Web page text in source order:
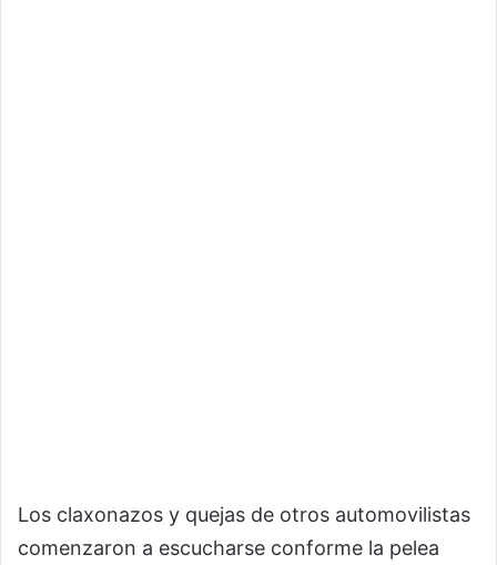
Los claxonazos y quejas de otros automovilistas
comenzaron a escucharse conforme la pelea